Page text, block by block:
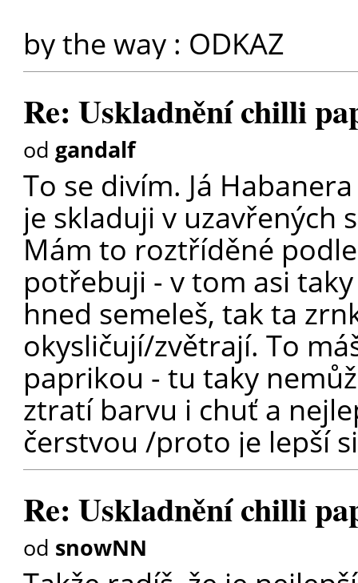
by the way : ODKAZ
Re: Uskladnění chilli
od gandalf
To se divím. Já
je skladuji v uzavřených
Mám to roztříděné
potřebuji - v tom asi
hned semeleš, tak ta
okysličují/zvětrají. To
paprikou - tu taky
ztratí barvu i chuť a
čerstvou /proto je lepší
Re: Uskladnění chilli
od snowNN